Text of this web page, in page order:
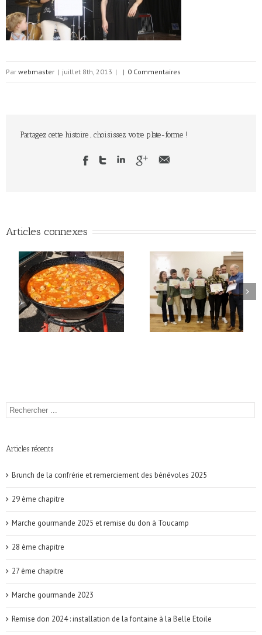
Par webmaster | juillet 8th, 2013 | | 0 Commentaires
Partagez cette histoire , choisissez votre plate-forme !
Articles connexes
Articles récents
Brunch de la confrérie et remerciement des bénévoles 2025
29 ème chapitre
Marche gourmande 2025 et remise du don à Toucamp
28 ème chapitre
27 ème chapitre
Marche gourmande 2023
Remise don 2024 : installation de la fontaine à la Belle Etoile